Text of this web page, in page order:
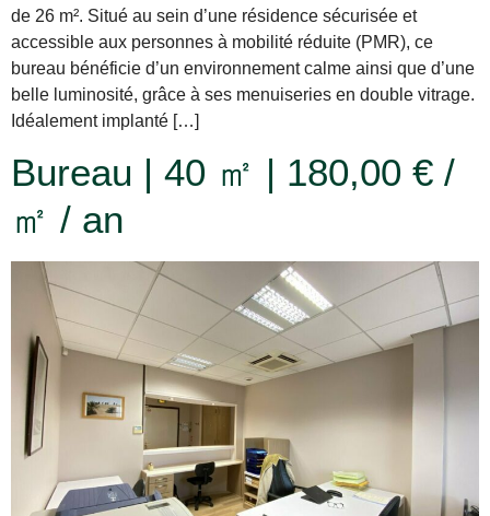
de 26 m². Situé au sein d’une résidence sécurisée et
accessible aux personnes à mobilité réduite (PMR), ce
bureau bénéficie d’un environnement calme ainsi que d’une
belle luminosité, grâce à ses menuiseries en double vitrage.
Idéalement implanté […]
Bureau | 40 ㎡ | 180,00 € /
㎡ / an